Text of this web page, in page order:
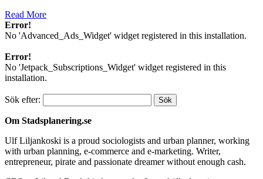
Read More
Error!
No 'Advanced_Ads_Widget' widget registered in this installation.
Error!
No 'Jetpack_Subscriptions_Widget' widget registered in this
installation.
Sök efter:
Om Stadsplanering.se
Ulf Liljankoski is a proud sociologists and urban planner, working
with urban planning, e-commerce and e-marketing. Writer,
entrepreneur, pirate and passionate dreamer without enough cash.